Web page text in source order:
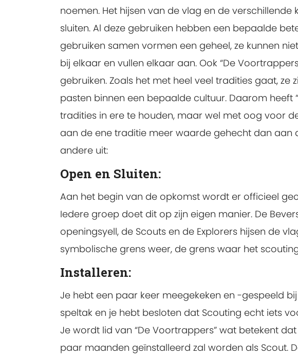
noemen. Het hijsen van de vlag en de
sluiten. Al deze gebruiken hebben een bepaalde
gebruiken samen vormen een geheel, ze kunnen
bij elkaar en vullen elkaar aan. Ook “De
gebruiken. Zoals het met heel veel tradities gaat, ze
pasten binnen een bepaalde cultuur. Daarom heeft
tradities in ere te houden, maar wel met oog voor
aan de ene traditie meer waarde gehecht dan aan
andere uit:
Open en Sluiten:
Aan het begin van de opkomst wordt er officieel
Iedere groep doet dit op zijn eigen manier. De
openingsyell, de Scouts en de Explorers hijsen de
symbolische grens weer, de grens waar het
Installeren:
Je hebt een paar keer meegekeken en -gespeeld
speltak en je hebt besloten dat Scouting echt iets
Je wordt lid van “De Voortrappers” wat betekent
paar maanden geïnstalleerd zal worden als Scout.